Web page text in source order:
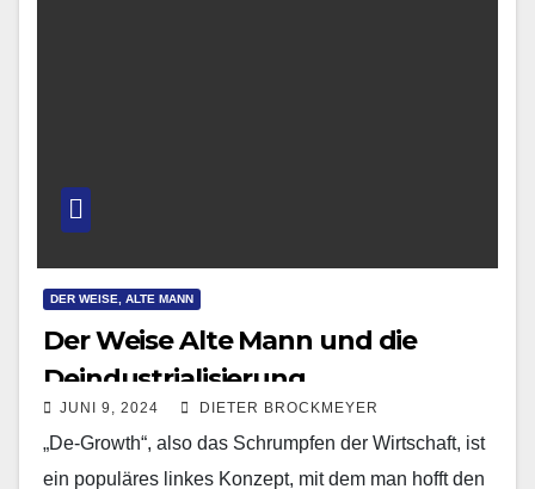
DER WEISE, ALTE MANN
Der Weise Alte Mann und die
Deindustrialisierung
JUNI 9, 2024 DIETER BROCKMEYER
„De-Growth“, also das Schrumpfen der Wirtschaft, ist
ein populäres linkes Konzept, mit dem man hofft den